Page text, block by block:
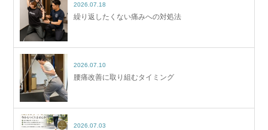
2026.07.18
繰り返したくない痛みへの対処法
2026.07.10
腰痛改善に取り組むタイミング
2026.07.03